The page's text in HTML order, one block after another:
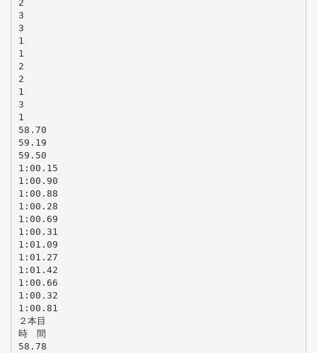
2
3
3
1
1
2
2
1
3
1
58.70
59.19
59.50
1:00.15
1:00.90
1:00.88
1:00.28
1:00.69
1:00.31
1:01.09
1:01.27
1:01.42
1:00.66
1:00.32
1:00.81
２本目
時 間
58.78